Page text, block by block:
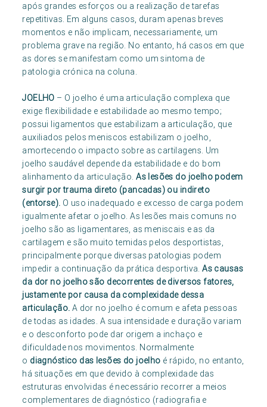
após grandes esforços ou a realização de tarefas
repetitivas. Em alguns casos, duram apenas breves
momentos e não implicam, necessariamente, um
problema grave na região. No entanto, há casos em que
as dores se manifestam como um sintoma de
patologia crónica na coluna.
JOELHO – O joelho é uma articulação complexa que
exige flexibilidade e estabilidade ao mesmo tempo;
possui ligamentos que estabilizam a articulação, que
auxiliados pelos meniscos estabilizam o joelho,
amortecendo o impacto sobre as cartilagens. Um
joelho saudável depende da estabilidade e do bom
alinhamento da articulação.As lesões do joelho podem
surgir por trauma direto (pancadas) ou indireto
(entorse). O uso inadequado e excesso de carga podem
igualmente afetar o joelho. As lesões mais comuns no
joelho são as ligamentares, as meniscais e as da
cartilagem e são muito temidas pelos desportistas,
principalmente porque diversas patologias podem
impedir a continuação da prática desportiva.As causas
da dor no joelho são decorrentes de diversos fatores,
justamente por causa da complexidade dessa
articulação. A dor no joelho é comum e afeta pessoas
de todas as idades. A sua intensidade e duração variam
e o desconforto pode dar origem a inchaço e
dificuldade nos movimentos. Normalmente
o diagnóstico das lesões do joelho é rápido, no entanto,
há situações em que devido à complexidade das
estruturas envolvidas é necessário recorrer a meios
complementares de diagnóstico (radiografia e